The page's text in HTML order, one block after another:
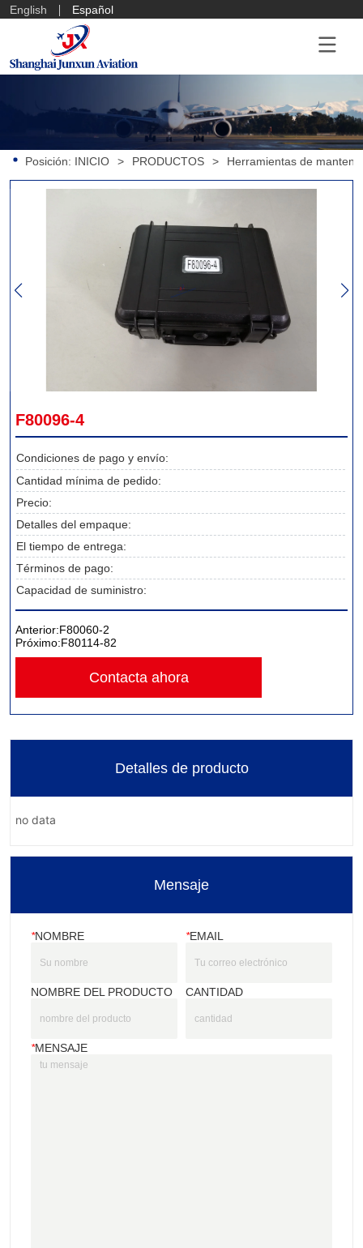
English Español
Posición: INICIO > PRODUCTOS > Herramientas de
F80096-4
Condiciones de pago y envío:
Cantidad mínima de pedido:
Precio:
Detalles del empaque:
El tiempo de entrega:
Términos de pago:
Capacidad de suministro:
Anterior:F80060-2
Próximo:F80114-82
Contacta ahora
Detalles de producto
no data
Mensaje
*NOMBRE *EMAIL
NOMBRE DEL PRODUCTO CANTIDAD
*MENSAJE